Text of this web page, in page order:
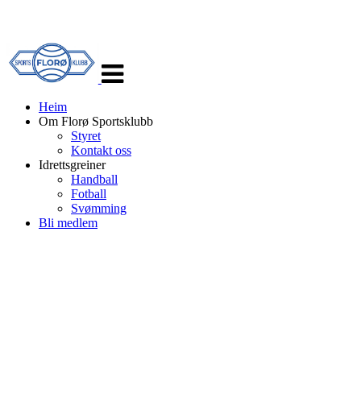
navigasjon
Heim
Om Florø Sportsklubb
Styret
Kontakt oss
Idrettsgreiner
Handball
Fotball
Svømming
Bli medlem